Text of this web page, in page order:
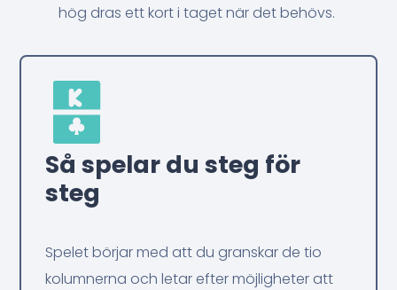
hög dras ett kort i taget när det behövs.
Så spelar du steg för
steg
Spelet börjar med att du granskar de tio
kolumnerna och letar efter möjligheter att